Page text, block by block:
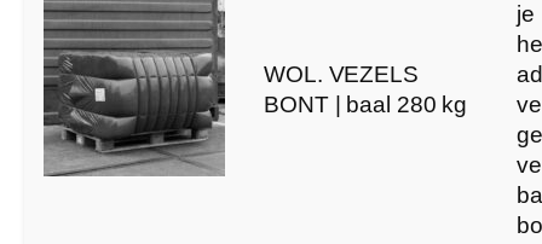
WOL. VEZELS
BONT | baal 280 kg
je